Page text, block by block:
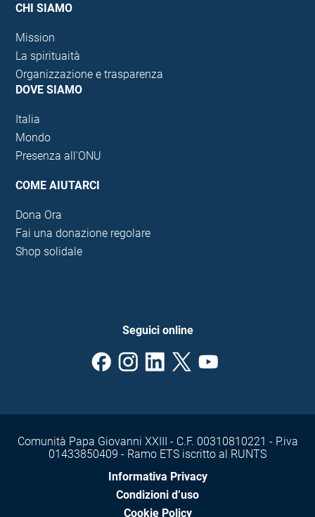
CHI SIAMO
Mission
La spirituaità
Organizzazione e trasparenza
DOVE SIAMO
Italia
Mondo
Presenza all'ONU
COME AIUTARCI
Dona Ora
Fai una donazione regolare
Shop solidale
Seguici online
Comunità Papa Giovanni XXIII - C.F. 00310810221 - P.iva
01433850409 - Ramo ETS iscritto al RUNTS
Informativa Privacy
Condizioni d’uso
Cookie Policy